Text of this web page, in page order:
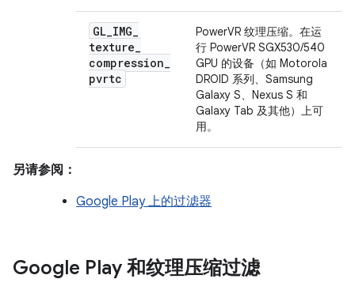
GL_IMG_
texture_
compression_
pvrtc
PowerVR 纹理压缩。在运
行 PowerVR SGX530/540
GPU 的设备（如 Motorola
DROID 系列、Samsung
Galaxy S、Nexus S 和
Galaxy Tab 及其他）上可
用。
另请参阅：
Google Play 上的过滤器
Google Play 和纹理压缩过滤